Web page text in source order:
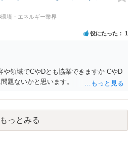
環境・エネルギー業界
役にたった 1
や領域でCやDとも協業できますか CやD
題ないかと思います。
もっとみる